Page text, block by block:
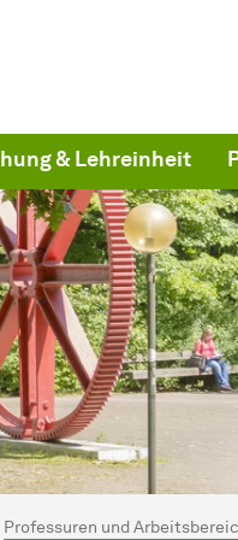
& Lehreinheit
hier:
Professuren und